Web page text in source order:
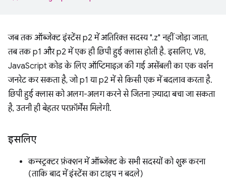
जब तक ऑब्जेक्ट इंस्टेंस p2 में अतिरिक्त सदस्य ".z" नहीं जोड़ा जाता,
तब तक p1 और p2 में एक ही छिपी हुई क्लास होती है. इसलिए, V8,
JavaScript कोड के लिए ऑप्टिमाइज़ की गई असेंबली का एक वर्शन
जनरेट कर सकता है, जो p1 या p2 में से किसी एक में बदलाव करता है.
छिपी हुई क्लास को अलग-अलग करने से जितना ज़्यादा बचा जा सकता
है, उतनी ही बेहतर परफ़ॉर्मेंस मिलेगी.
इसलिए
कन्स्ट्रक्टर फ़ंक्शन में ऑब्जेक्ट के सभी सदस्यों को शुरू करना
(ताकि बाद में इंस्टेंस का टाइप न बदले)